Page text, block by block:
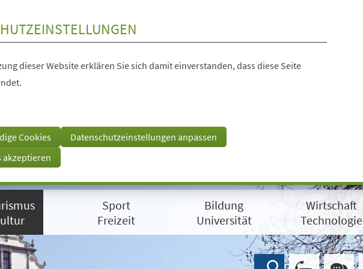
dieser Website erklären Sie sich damit einverstanden, dass diese Seite
Cookies
Datenschutzeinstellungen anpassen
akzeptieren
Sport
Freizeit
Bildung
Universität
Wirtschaft
Technologie